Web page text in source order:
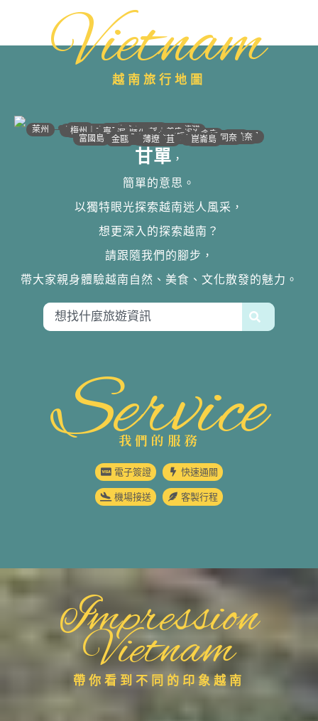
Vietnam
越南旅行地圖
• 河江｜高平
沙壩 •
萊州 • 宣光 •
安沛｜木江界 •
• 太原
梅州｜木州•• 北江｜北寧
• 下龍灣
• 河內
•海防｜海洋
• 南定｜清化
寧平 ••河靜｜義安
洞海 •
順化 •• 峴港
• 會安
• 歸仁
邦美蜀 •
大叻 ••芽莊｜潘郎
•潘切｜美奈
平陽 •
西寧 •
胡志明 •
美萩 •
富國島 •迪石 •
金甌 • • 同奈
• 頭頓
• 芹苴 •崑崙島
• 薄遼
甘單 ，
簡單的意思。
以獨特眼光探索越南迷人風采，
想更深入的探索越南？
請跟隨我們的腳步，
帶大家親身體驗越南自然、美食、文化散發的魅力。
Service
我們的服務
電子簽證 快速通關
機場接送 客製行程
Impression
Vietnam
帶你看到不同的印象越南